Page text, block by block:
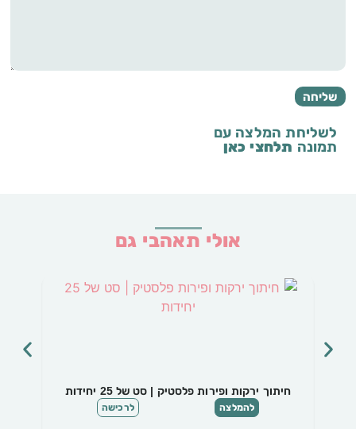
לשליחת המלצה עם
תמונה תלחצי כאן
אולי תאהבי גם
חיתוך ירקות ופירות פלסטיק | סט של 25 יחידות
להמלצה לרכישה